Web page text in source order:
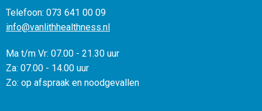
Telefoon: 073 641 00 09
info@vanlithhealthness.nl
Ma t/m Vr: 07.00 - 21.30 uur
Za: 07.00 - 14.00 uur
Zo: op afspraak en noodgevallen